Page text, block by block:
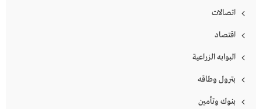
اتصالات
اقتصاد
البوابه الزراعية
بترول وطاقه
بنوك وتأمين